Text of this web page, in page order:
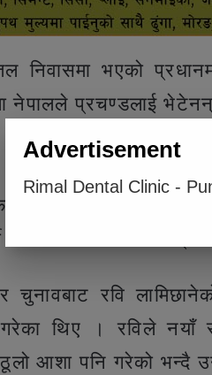
निवासमा भएको
नेपालले प्रचण्डलाई
Article inline
रहेका दुई नेता
पदाधिकारीको बैठकमा
चुनावबाट रवि
थिए । रविले नयाँ
आशा पनि गरेको भन्दै
Advertisement
Rimal Dental Clinic -